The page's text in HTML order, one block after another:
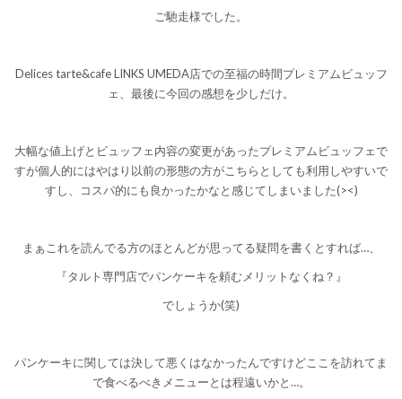
ご馳走様でした。
Delices tarte&cafe LINKS UMEDA店での至福の時間プレミアムビュッフ
ェ、最後に今回の感想を少しだけ。
大幅な値上げとビュッフェ内容の変更があったプレミアムビュッフェで
すが個人的にはやはり以前の形態の方がこちらとしても利用しやすいで
すし、コスパ的にも良かったかなと感じてしまいました(><)
まぁこれを読んでる方のほとんどが思ってる疑問を書くとすれば…、
『タルト専門店でパンケーキを頼むメリットなくね？』
でしょうか(笑)
パンケーキに関しては決して悪くはなかったんですけどここを訪れてま
で食べるべきメニューとは程遠いかと…。